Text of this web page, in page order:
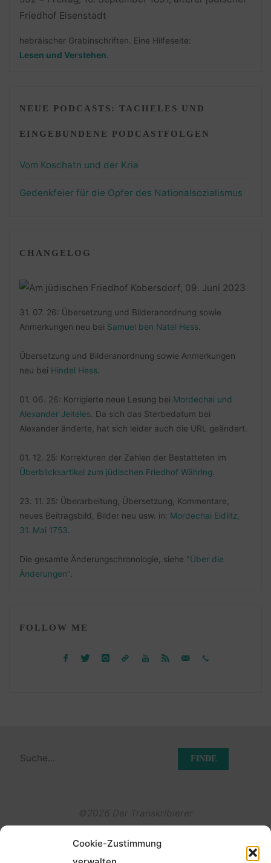
Cookie-Zustimmung
hebräischer Grabinschriften. Eine Hilfeseite:
Lesen und Verstehen
NEUE PODCASTS: TACHELES UND
EINGEBUNDENE PODCASTFOLGEN
Vom Koschatn und der Kria
Gedenkfeier für die Opfer des Nationalsozialismus
CHANGELOG
31. 07. 26: Übersetzung und Bilderanordnung sowie
Anmerkungen neu bei Samuel ben Natel Hess.
Übersetzung und Bilderanordnung sowie Anmerkungen
neu bei Hindel Hess.
01. 06. 26: Korrigierte neue Lesung bei Mordechai und
Alexander Jeiteles. Da sich das Sterbedatum bei
Alexander änderte, hat sich leider auch die URL geändert.
01. 12. 25: Korrekturen der Zahlen der Bestatteten im
Überblicksartikel zum jüdischen Friedhof Währing.
23. 11. 25: Überarbeitung, Übersetzung, Kommentare,
neues Beitragsbild, Bilder neu usw. in: Mordechai Eidlitz,
31. Mai 1753.
Die gesamte Änderungschronologie, siehe "Über die
Änderungen".
FOLLOW ME
Suchen
©2026 Der Transkribierer